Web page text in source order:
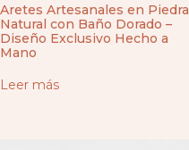
Aretes Artesanales en Piedra
Natural con Baño Dorado –
Diseño Exclusivo Hecho a
Mano
Leer más